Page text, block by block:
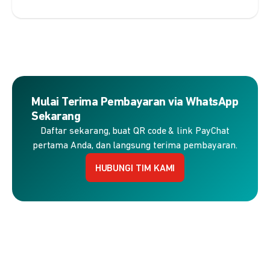
Mulai Terima Pembayaran via WhatsApp
Sekarang
Daftar sekarang, buat QR code & link PayChat
pertama Anda, dan langsung terima pembayaran.
HUBUNGI TIM KAMI